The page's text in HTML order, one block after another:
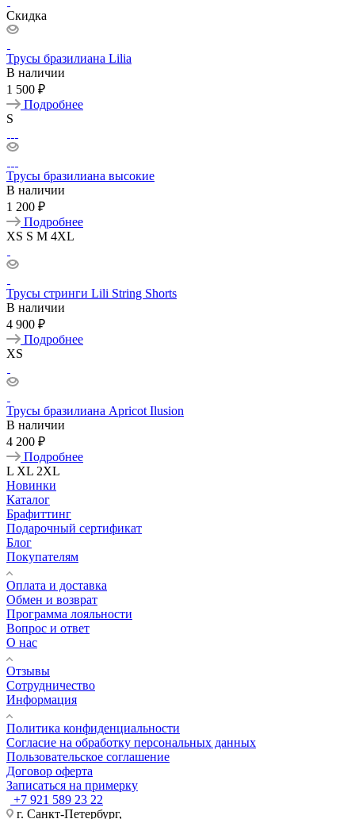
Скидка
Трусы бразилиана Lilia
В наличии
1 500 ₽
Подробнее
S
Трусы бразилиана высокие
В наличии
1 200 ₽
Подробнее
XS S M 4XL
Трусы стринги Lili String Shorts
В наличии
4 900 ₽
Подробнее
XS
Трусы бразилиана Apricot Ilusion
В наличии
4 200 ₽
Подробнее
L XL 2XL
Новинки
Каталог
Брафиттинг
Подарочный сертификат
Блог
Покупателям
Оплата и доставка
Обмен и возврат
Программа лояльности
Вопрос и ответ
О нас
Отзывы
Сотрудничество
Информация
Политика конфиденциальности
Согласие на обработку персональных данных
Пользовательское соглашение
Договор оферта
Записаться на примерку
+7 921 589 23 22
г. Санкт-Петербург,